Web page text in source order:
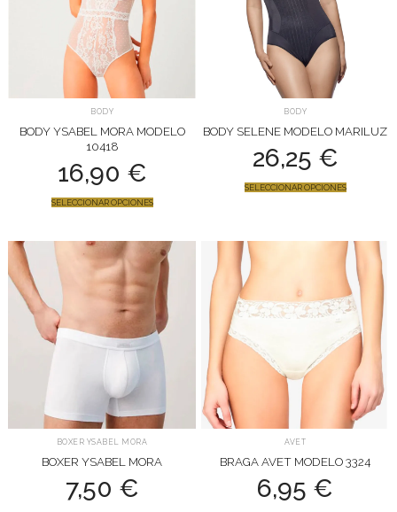
BODY
BODY YSABEL MORA MODELO
10418
16,90 €
SELECCIONAR OPCIONES
BODY
BODY SELENE MODELO MARILUZ
26,25 €
SELECCIONAR OPCIONES
BOXER YSABEL MORA
BOXER YSABEL MORA
7,50 €
AVET
BRAGA AVET MODELO 3324
6,95 €